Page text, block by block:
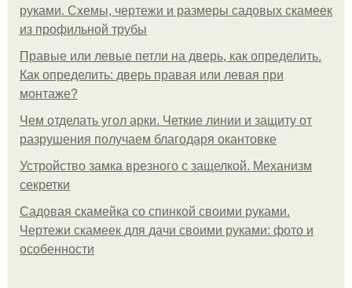
руками. Схемы, чертежи и размеры садовых скамеек
из профильной трубы
Правые или левые петли на дверь, как определить.
Как определить: дверь правая или левая при
монтаже?
Чем отделать угол арки. Четкие линии и защиту от
разрушения получаем благодаря окантовке
Устройство замка врезного с защелкой. Механизм
секретки
Садовая скамейка со спинкой своими руками.
Чертежи скамеек для дачи своими руками: фото и
особенности